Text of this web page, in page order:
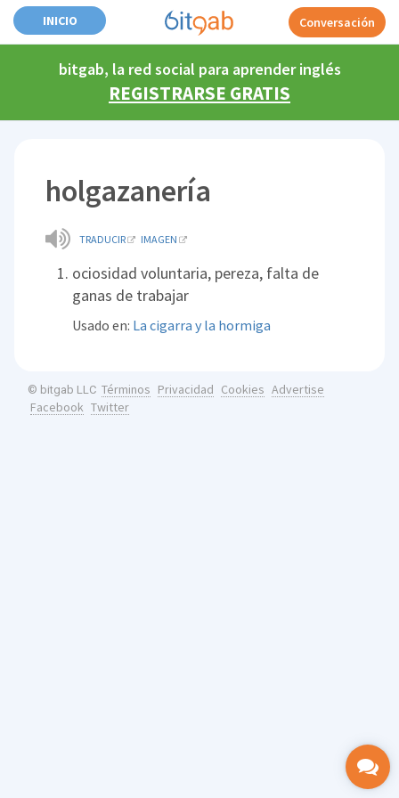
INICIO Conversación
bitgab, la red social para aprender inglés
REGISTRARSE GRATIS
holgazanería
TRADUCIR IMAGEN
ociosidad voluntaria, pereza, falta de
ganas de trabajar
Usado en: La cigarra y la hormiga
© bitgab LLC Términos Privacidad Cookies Advertise
Facebook Twitter